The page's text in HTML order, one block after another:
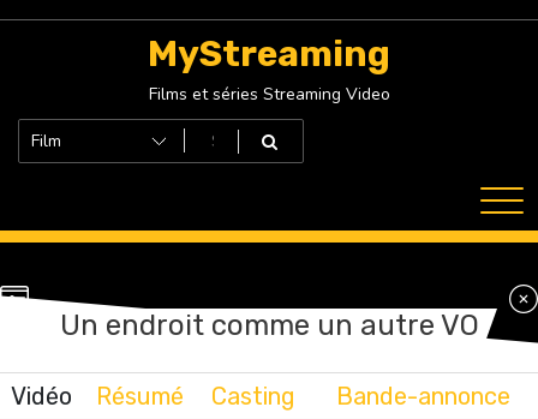
MyStreaming
Films et séries Streaming Video
Un endroit comme un autre VO
Vidéo Résumé Casting Bande-annonce